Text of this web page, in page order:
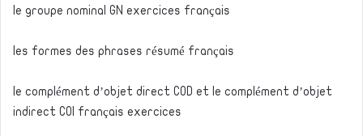
le groupe nominal GN exercices français
les formes des phrases résumé français
le complément d’objet direct COD et le complément d’objet
indirect COI français exercices